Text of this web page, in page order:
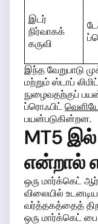
இடர்
நிர்வாகக்
கருவி
இந்த வேறுபாடு
மற்றும் ஸ்டாப்
நுழைவதற்குப்
ப்ரொஃபிட்
பயன்படுகின்றன.
MT5
என்றால்
ஒரு மார்க்கெட்
விலையில்
வர்த்தகத்தைத்
ஒரு மார்க்கெட் பை